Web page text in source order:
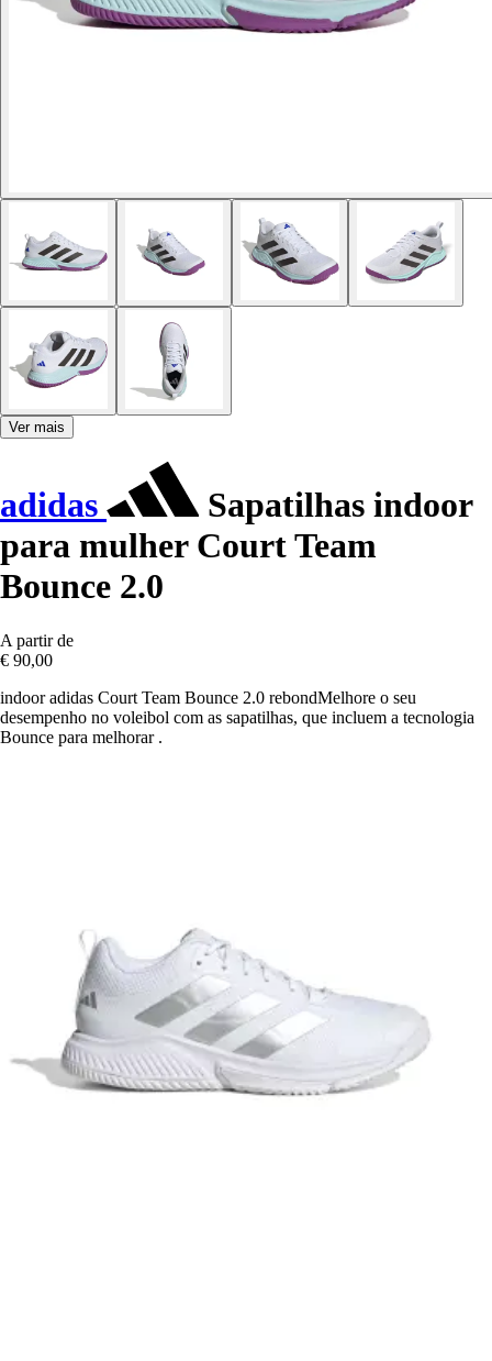
Ver mais
adidas
Sapatilhas indoor
para mulher Court Team
Bounce 2.0
A partir de
€ 90,00
indoor adidas Court Team Bounce 2.0 rebondMelhore o seu
desempenho no voleibol com as sapatilhas, que incluem a tecnologia
Bounce para melhorar .